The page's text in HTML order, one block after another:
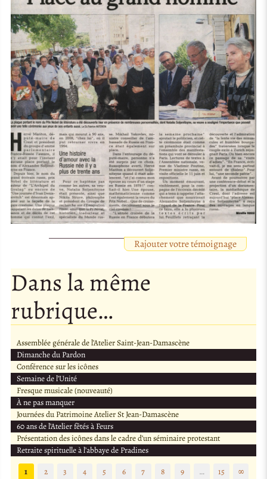
Rajouter votre témoignage
Dans la même
rubrique…
Assemblée générale de l’Atelier Saint-Jean-Damascène
Dimanche du Pardon
Conférence sur les icônes
Semaine de l’Unité
Fresque musicale (nouveauté)
À ne pas manquer
Journées du Patrimoine Atelier St Jean-Damascène
60 ans de l’Atelier fêtés à Feurs
Présentation des icônes dans le cadre d’un séminaire protestant
Retraite spirituelle à l’abbaye de Pradines
1
2 3 4 5 6 7 8 9 … 15 ∞